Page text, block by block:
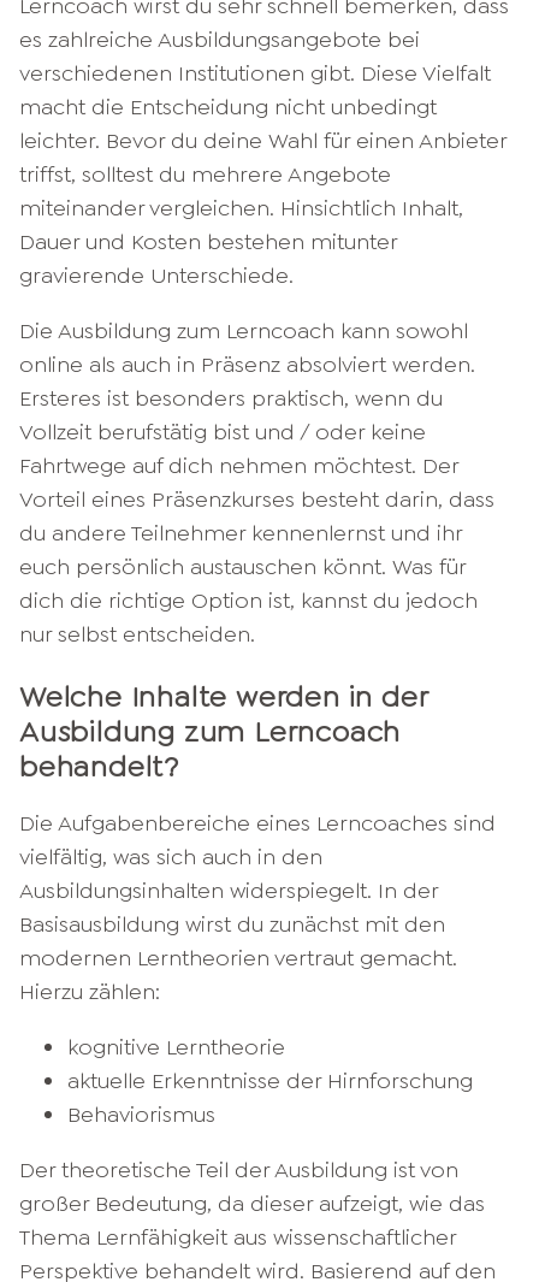
Lerncoach wirst du sehr schnell bemerken, dass
es zahlreiche Ausbildungsangebote bei
verschiedenen Institutionen gibt. Diese Vielfalt
macht die Entscheidung nicht unbedingt
leichter. Bevor du deine Wahl für einen Anbieter
triffst, solltest du mehrere Angebote
miteinander vergleichen. Hinsichtlich Inhalt,
Dauer und Kosten bestehen mitunter
gravierende Unterschiede.
Die Ausbildung zum Lerncoach kann sowohl
online als auch in Präsenz absolviert werden.
Ersteres ist besonders praktisch, wenn du
Vollzeit berufstätig bist und / oder keine
Fahrtwege auf dich nehmen möchtest. Der
Vorteil eines Präsenzkurses besteht darin, dass
du andere Teilnehmer kennenlernst und ihr
euch persönlich austauschen könnt. Was für
dich die richtige Option ist, kannst du jedoch
nur selbst entscheiden.
Welche Inhalte werden in der
Ausbildung zum Lerncoach
behandelt?
Die Aufgabenbereiche eines Lerncoaches sind
vielfältig, was sich auch in den
Ausbildungsinhalten widerspiegelt. In der
Basisausbildung wirst du zunächst mit den
modernen Lerntheorien vertraut gemacht.
Hierzu zählen:
kognitive Lerntheorie
aktuelle Erkenntnisse der Hirnforschung
Behaviorismus
Der theoretische Teil der Ausbildung ist von
großer Bedeutung, da dieser aufzeigt, wie das
Thema Lernfähigkeit aus wissenschaftlicher
Perspektive behandelt wird. Basierend auf den